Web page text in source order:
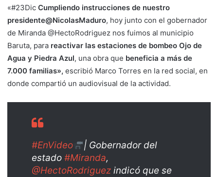
«#23Dic Cumpliendo instrucciones de nuestro
presidente@NicolasMaduro, hoy junto con el gobernador
de Miranda @HectoRodriguez nos fuimos al municipio
Baruta, para reactivar las estaciones de bombeo Ojo de
Agua y Piedra Azul, una obra que beneficia a más de
7.000 familias», escribió Marco Torres en la red social, en
donde compartió un audiovisual de la actividad.
#EnVideo
| Gobernador del
estado #Miranda,
@HectoRodriguez indicó que se